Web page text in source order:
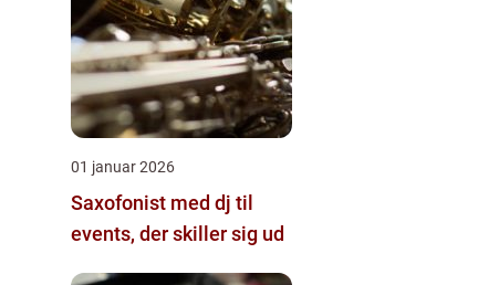
01 januar 2026
Saxofonist med dj til
events, der skiller sig ud